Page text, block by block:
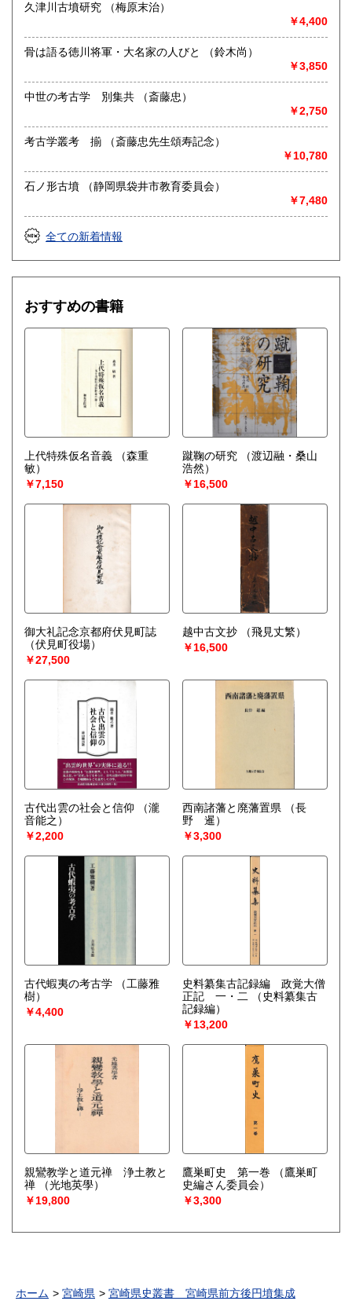
久津川古墳研究 （梅原末治）
￥4,400
骨は語る徳川将軍・大名家の人びと （鈴木尚）
￥3,850
中世の考古学 別集共 （斎藤忠）
￥2,750
考古学叢考 揃 （斎藤忠先生頌寿記念）
￥10,780
石ノ形古墳 （静岡県袋井市教育委員会）
￥7,480
全ての新着情報
おすすめの書籍
上代特殊仮名音義
（森重
敏）
￥7,150
蹴鞠の研究
（渡辺融・桑山
浩然）
￥16,500
御大礼記念京都府伏見町誌
（伏見町役場）
￥27,500
越中古文抄
（飛見丈繁）
￥16,500
古代出雲の社会と信仰
（瀧
音能之）
￥2,200
西南諸藩と廃藩置県
（長
野 暹）
￥3,300
古代蝦夷の考古学
（工藤雅
樹）
￥4,400
史料纂集古記録編 政覚大僧
正記 一・二
（史料纂集古
記録編）
￥13,200
親鸞教学と道元禅 浄土教と
禅
（光地英學）
￥19,800
鷹巣町史 第一巻
（鷹巣町
史編さん委員会）
￥3,300
ホーム 宮崎県 宮崎県史叢書 宮崎県前方後円墳集成